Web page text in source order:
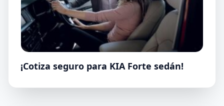
¡Cotiza seguro para KIA Forte sedán!